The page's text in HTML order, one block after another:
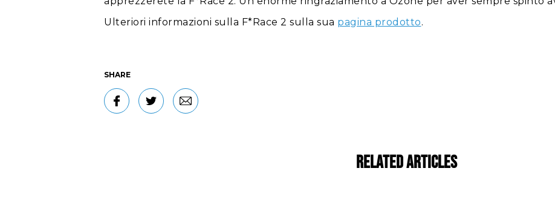
Ulteriori informazioni sulla F*Race 2 sulla sua pagina prodotto.
SHARE
Related Articles